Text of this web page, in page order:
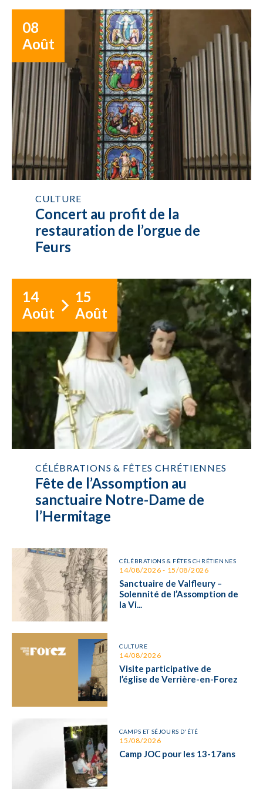
08
Août
CULTURE
Concert au profit de la
restauration de l’orgue de
Feurs
14
Août
15
Août
CÉLÉBRATIONS & FÊTES CHRÉTIENNES
Fête de l’Assomption au
sanctuaire Notre-Dame de
l’Hermitage
CÉLÉBRATIONS & FÊTES CHRÉTIENNES
14/08/2026 - 15/08/2026
Sanctuaire de Valfleury –
Solennité de l’Assomption de
la Vi...
CULTURE
14/08/2026
Visite participative de
l’église de Verrière-en-Forez
CAMPS ET SÉJOURS D'ÉTÉ
15/08/2026
Camp JOC pour les 13-17ans